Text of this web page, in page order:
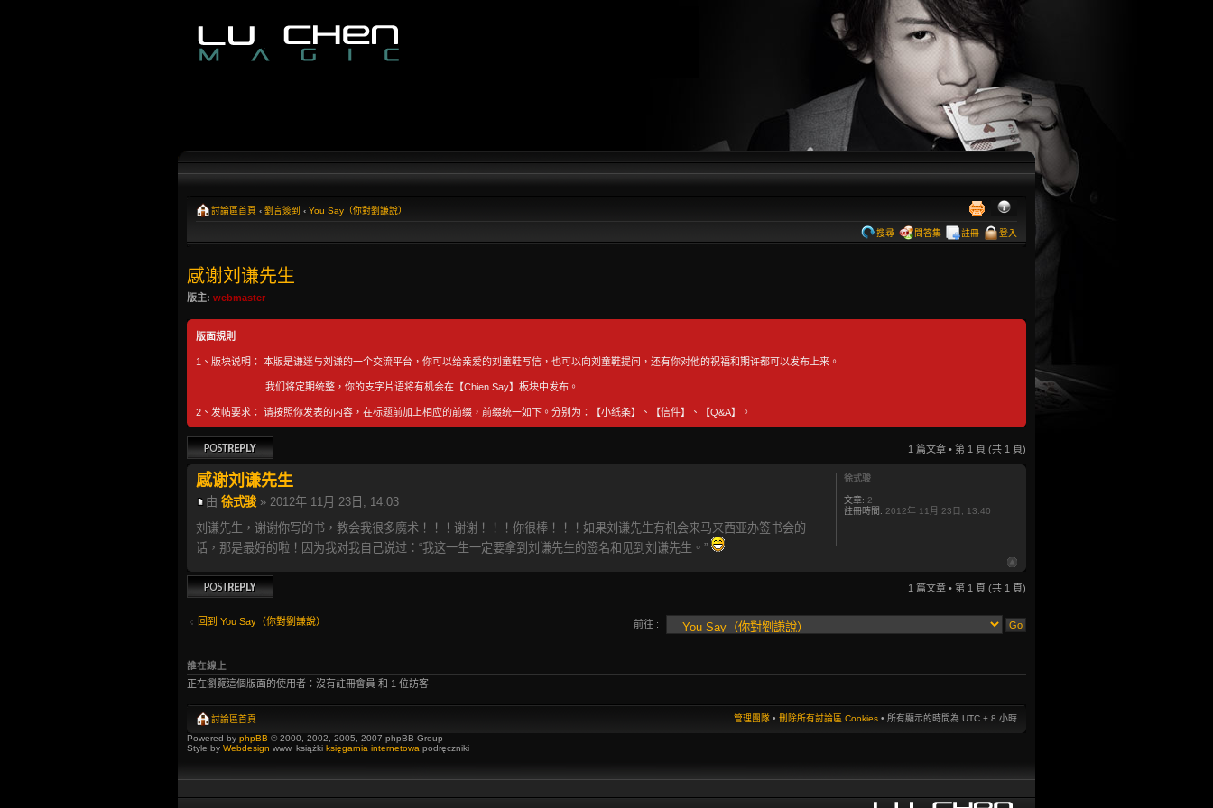
討論區首頁 ‹ 劉言簽到 ‹ You Say（你對劉謙說）
搜尋 問答集 註冊 登入
感谢刘谦先生
版主: webmaster
版面規則
1、版块说明： 本版是谦迷与刘谦的一个交流平台，你可以给亲爱的刘童鞋写信，也可以向刘童鞋提问，还有你对他的祝福和期许都可以发布上来。
我们将定期统整，你的支字片语将有机会在【Chien Say】板块中发布。
2、发帖要求： 请按照你发表的内容，在标题前加上相应的前缀，前缀统一如下。分别为：【小纸条】、【信件】、【Q&A】。
發表回覆 1 篇文章 • 第 1 頁 (共 1 頁)
感谢刘谦先生
由 徐式骏 » 2012年 11月 23日, 14:03
刘谦先生，谢谢你写的书，教会我很多魔术！！！谢谢！！！你很棒！！！如果刘谦先生有机会来马来西亚办签书会的
话，那是最好的啦！因为我对我自己说过：“我这一生一定要拿到刘谦先生的签名和见到刘谦先生。”
徐式骏
文章: 2
註冊時間: 2012年 11月 23日, 13:40
發表回覆 1 篇文章 • 第 1 頁 (共 1 頁)
回到 You Say（你對劉謙說） 前往 :
誰在線上
正在瀏覽這個版面的使用者：沒有註冊會員 和 1 位訪客
討論區首頁 管理團隊 • 刪除所有討論區 Cookies • 所有顯示的時間為 UTC + 8 小時
Powered by phpBB © 2000, 2002, 2005, 2007 phpBB Group
Style by Webdesign www, książki księgarnia internetowa podręczniki